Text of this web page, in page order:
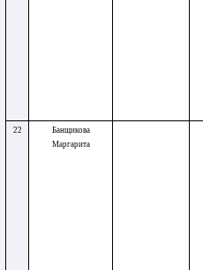
22
Банщикова
Маргарита